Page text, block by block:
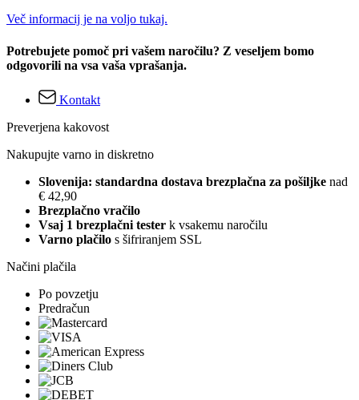
Več informacij je na voljo tukaj.
Potrebujete pomoč pri vašem naročilu? Z veseljem bomo
odgovorili na vsa vaša vprašanja.
Kontakt
Preverjena kakovost
Nakupujte varno in diskretno
Slovenija: standardna dostava brezplačna za pošiljke nad
€ 42,90
Brezplačno vračilo
Vsaj 1 brezplačni tester k vsakemu naročilu
Varno plačilo s šifriranjem SSL
Načini plačila
Po povzetju
Predračun